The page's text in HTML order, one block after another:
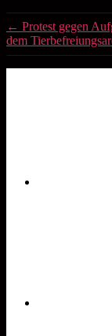
← Protest gegen
dem